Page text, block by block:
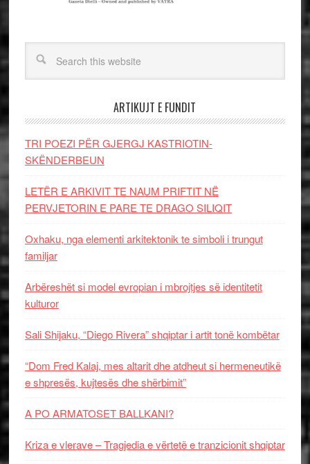
ARTIKUJT E FUNDIT
TRI POEZI PËR GJERGJ KASTRIOTIN-
SKËNDERBEUN
LETËR E ARKIVIT TE NAUM PRIFTIT NË
PERVJETORIN E PARE TE DRAGO SILIQIT
Oxhaku, nga elementi arkitektonik te simboli i trungut
familjar
Arbëreshët si model evropian i mbrojtjes së identitetit
kulturor
Sali Shijaku, “Diego Rivera” shqiptar i artit tonë kombëtar
“Dom Fred Kalaj, mes altarit dhe atdheut si hermeneutikë
e shpresës, kujtesës dhe shërbimit”
A PO ARMATOSET BALLKANI?
Kriza e vlerave – Tragjedia e vërtetë e tranzicionit shqiptar